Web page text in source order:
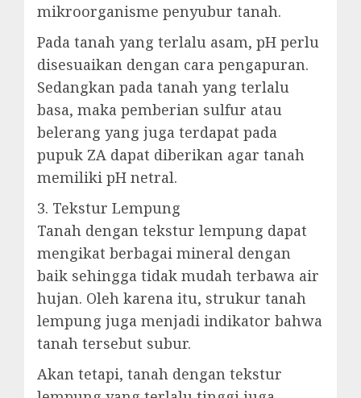
mikroorganisme penyubur tanah.
Pada tanah yang terlalu asam, pH perlu
disesuaikan dengan cara pengapuran.
Sedangkan pada tanah yang terlalu
basa, maka pemberian sulfur atau
belerang yang juga terdapat pada
pupuk ZA dapat diberikan agar tanah
memiliki pH netral.
3. Tekstur Lempung
Tanah dengan tekstur lempung dapat
mengikat berbagai mineral dengan
baik sehingga tidak mudah terbawa air
hujan. Oleh karena itu, strukur tanah
lempung juga menjadi indikator bahwa
tanah tersebut subur.
Akan tetapi, tanah dengan tekstur